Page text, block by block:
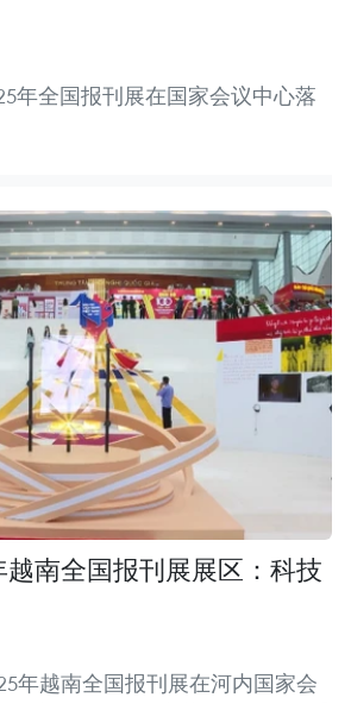
年全国报刊展在国家会议中心落
越南全国报刊展展区：科技
年越南全国报刊展在河内国家会